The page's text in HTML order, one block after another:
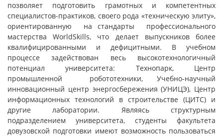
позволяет подготовить грамотных и компетентных
специалистов-практиков, своего рода «техническую элиту»,
ориентированную на стандарты профессионального
мастерства WorldSkills, что делает выпускников более
квалифицированными и дефицитными. В учебном
процессе задействован весь высокотехнологичный
потенциал университета: Технопарк, Центр
промышленной робототехники, Учебно-научный
инновационный центр энергосбережения (УНИЦЭ), Центр
информационных технологий в строительстве (ЦИТС) и
другие лаборатории. Являясь структурным
подразделением университета, студенты факультета
довузовской подготовки имеют возможность пользоваться